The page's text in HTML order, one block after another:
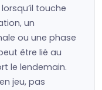
touche
un
ou une phase
être lié au
le lendemain.
jeu, pas